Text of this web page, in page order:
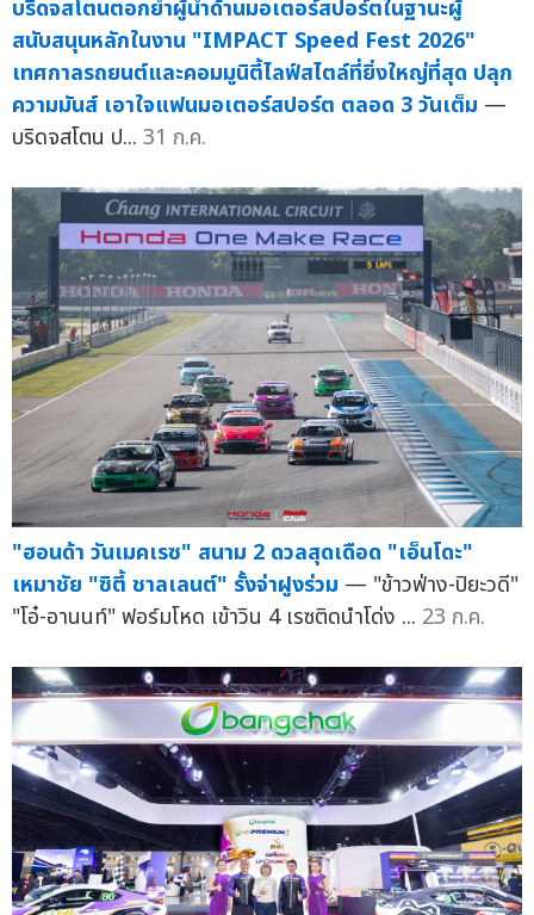
บริดจสโตนตอกย้ำผู้นำด้านมอเตอร์สปอร์ตในฐานะผู้
สนับสนุนหลักในงาน "IMPACT Speed Fest 2026"
เทศกาลรถยนต์และคอมมูนิตี้ไลฟ์สไตล์ที่ยิ่งใหญ่ที่สุด ปลุก
ความมันส์ เอาใจแฟนมอเตอร์สปอร์ต ตลอด 3 วันเต็ม —
บริดจสโตน ป... 31 ก.ค.
"ฮอนด้า วันเมคเรซ" สนาม 2 ดวลสุดเดือด "เอ็นโดะ"
เหมาชัย "ซิตี้ ชาลเลนต์" รั้งจ่าฝูงร่วม — "ข้าวฟ่าง-ปิยะวดี"
"โอ๋-อานนท์" ฟอร์มโหด เข้าวิน 4 เรซติดนำโด่ง ... 23 ก.ค.